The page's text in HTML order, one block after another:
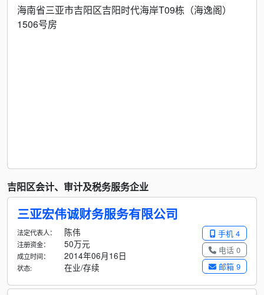
海南省三亚市吉阳区吉阳时代海岸T09栋（海逸阁）
1506号房
吉阳区会计、审计及税务服务企业
三亚宏伟诚财务服务有限公司
手机 4
电话 0
邮箱 9
法定代表人： 陈伟
注册资金： 50万元
成立时间： 2014年06月16日
状态: 在业/存续